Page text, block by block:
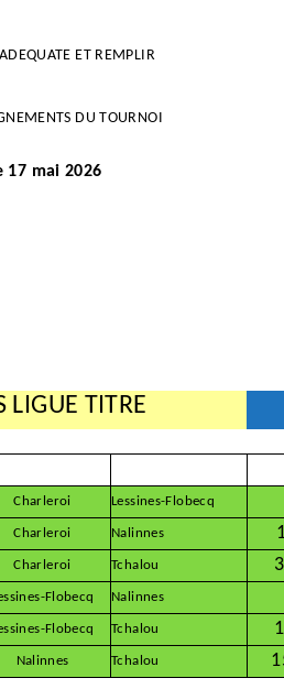
ET REMPLIR
DU TOURNOI
mai 2026
TITRE
Charleroi Lessines-Flobecq
Charleroi Nalinnes
Charleroi Tchalou
Flobecq Nalinnes
Flobecq Tchalou
Nalinnes Tchalou